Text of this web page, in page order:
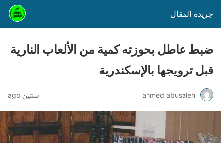
جريدة المقال
ضبط عاطل بحوزته كمية من الألعاب النارية
قبل ترويجها بالإسكندرية
ahmed abusaleh سنتين ago